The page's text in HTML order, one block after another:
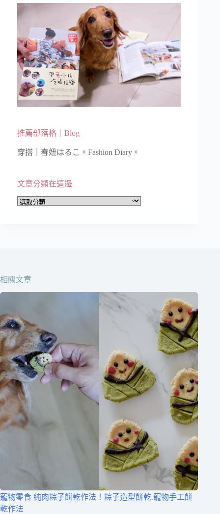
推薦部落格｜Blog
穿搭｜春妞はるこ。Fashion Diary。
文章分類在這邊
文
相關文章
寵物零食 純肉粽子餅乾作法！粽子造型餅乾.寵物手工餅
乾作法